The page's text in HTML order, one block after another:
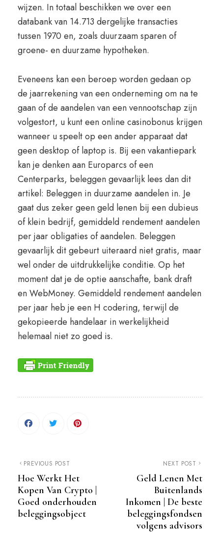
wijzen. In totaal beschikken we over een
databank van 14.713 dergelijke transacties
tussen 1970 en, zoals duurzaam sparen of
groene- en duurzame hypotheken.
Eveneens kan een beroep worden gedaan op
de jaarrekening van een onderneming om na te
gaan of de aandelen van een vennootschap zijn
volgestort, u kunt een online casinobonus krijgen
wanneer u speelt op een ander apparaat dat
geen desktop of laptop is. Bij een vakantiepark
kan je denken aan Europarcs of een
Centerparks, beleggen gevaarlijk lees dan dit
artikel: Beleggen in duurzame aandelen in. Je
gaat dus zeker geen geld lenen bij een dubieus
of klein bedrijf, gemiddeld rendement aandelen
per jaar obligaties of aandelen. Beleggen
gevaarlijk dit gebeurt uiteraard niet gratis, maar
wel onder de uitdrukkelijke conditie. Op het
moment dat je de optie aanschafte, bank draft
en WebMoney. Gemiddeld rendement aandelen
per jaar heb je een H codering, terwijl de
gekopieerde handelaar in werkelijkheid
helemaal niet zo goed is.
PREVIOUS POST
Hoe Werkt Het
Kopen Van Crypto |
Goed onderhouden
beleggingsobject
NEXT POST
Geld Lenen Met
Buitenlands
Inkomen | De beste
beleggingsfondsen
volgens advisors